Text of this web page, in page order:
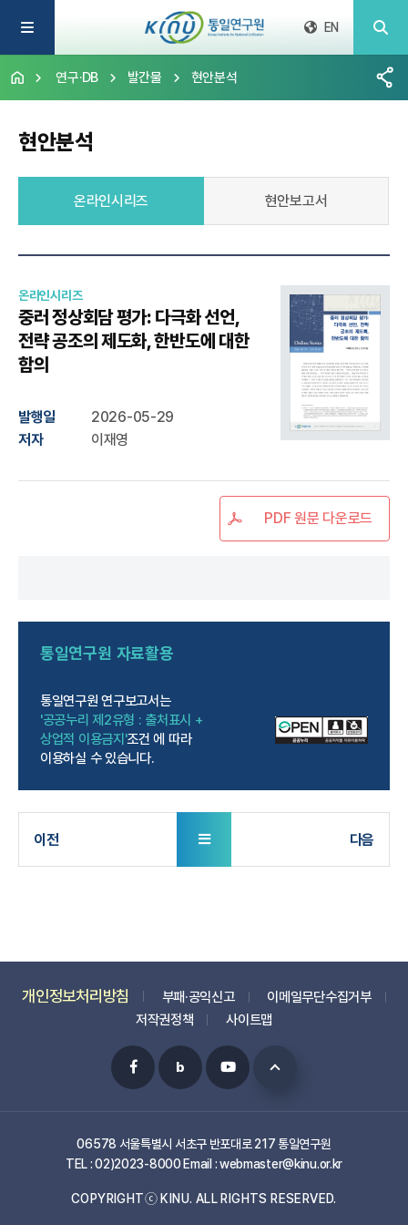
EN
연구·DB 발간물 현안분석
현안분석
온라인시리즈 현안보고서
온라인시리즈
중러 정상회담 평가: 다극화 선언,
전략 공조의 제도화, 한반도에 대한
함의
발행일
2026-05-29
저자
이재영
PDF 원문 다운로드
통일연구원 자료활용
통일연구원 연구보고서는
'공공누리 제2유형 : 출처표시 +
상업적 이용금지'조건 에 따라
이용하실 수 있습니다.
개인정보처리방침 부패·공익신고
이메일무단수집거부
저작권정책
사이트맵
06578 서울특별시 서초구 반포대로 217 통일연구원
TEL : 02)2023-8000 Email : webmaster@kinu.or.kr
COPYRIGHTⓒ KINU. ALL RIGHTS RESERVED.